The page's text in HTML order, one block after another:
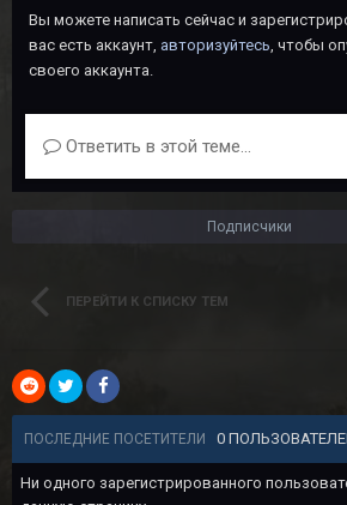
Вы можете написать сейчас и
вас есть аккаунт, авторизуйтесь, чтобы
своего аккаунта.
Ответить в этой теме...
Подписчики
ПЕРЕЙТИ К СПИСКУ ТЕМ
ПОСЛЕДНИЕ ПОСЕТИТЕЛИ 0
Ни одного зарегистрированного